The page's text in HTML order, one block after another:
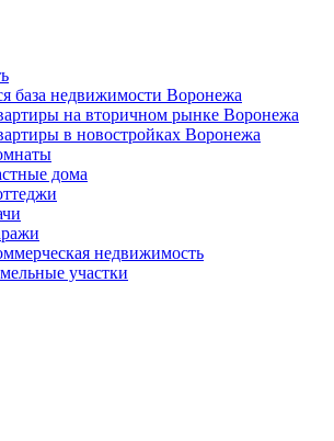
база недвижимости Воронежа
на вторичном рынке Воронежа
в новостройках Воронежа
дома
недвижимость
участки